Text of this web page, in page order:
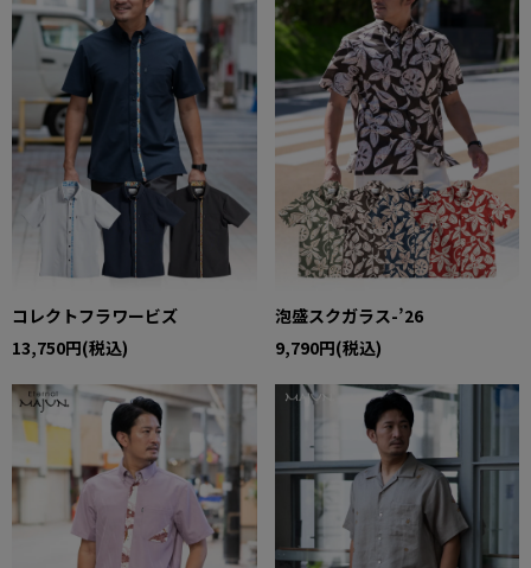
コレクトフラワービズ
13,750円(税込)
泡盛スクガラス-’26
9,790円(税込)